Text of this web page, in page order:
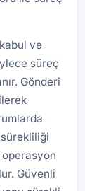
ve
süreç
Gönderi
Güvenli